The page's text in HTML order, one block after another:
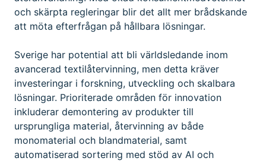
och skärpta regleringar blir det allt mer brådskande
att möta efterfrågan på hållbara lösningar.
Sverige har potential att bli världsledande inom
avancerad textilåtervinning, men detta kräver
investeringar i forskning, utveckling och skalbara
lösningar. Prioriterade områden för innovation
inkluderar demontering av produkter till
ursprungliga material, återvinning av både
monomaterial och blandmaterial, samt
automatiserad sortering med stöd av AI och